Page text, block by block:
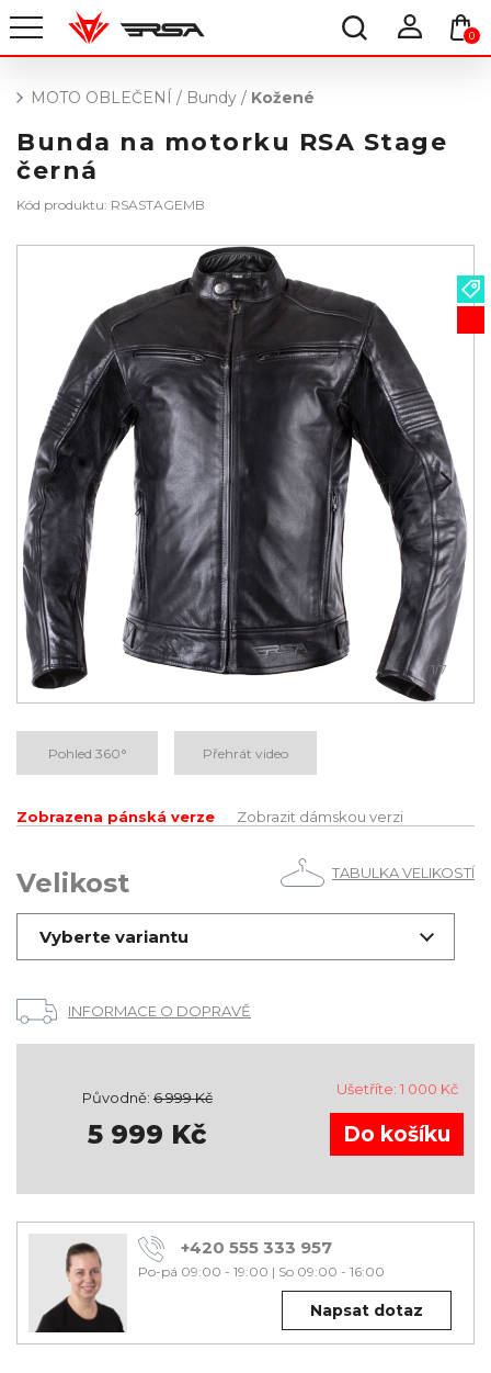
0
MOTO OBLEČENÍ / Bundy / Kožené
Bunda na motorku RSA Stage
černá
Kód produktu: RSASTAGEMB
1/7
Pohled 360° Přehrát video
Zobrazena pánská verze Zobrazit dámskou verzi
Velikost TABULKA VELIKOSTÍ
Vyberte variantu
INFORMACE O DOPRAVĚ
Původně: 6 999Kč
5 999 Kč
Ušetříte: 1 000 Kč
+420 555 333 957
Po-pá 09:00 - 19:00 | So 09:00 - 16:00
Napsat dotaz